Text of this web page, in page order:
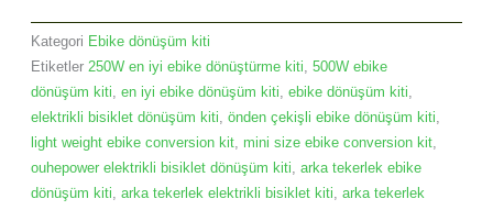
Kategori Ebike dönüşüm kiti
Etiketler 250W en iyi ebike dönüştürme kiti, 500W ebike
dönüşüm kiti, en iyi ebike dönüşüm kiti, ebike dönüşüm kiti,
elektrikli bisiklet dönüşüm kiti, önden çekişli ebike dönüşüm kiti,
light weight ebike conversion kit, mini size ebike conversion kit,
ouhepower elektrikli bisiklet dönüşüm kiti, arka tekerlek ebike
dönüşüm kiti, arka tekerlek elektrikli bisiklet kiti, arka tekerlek